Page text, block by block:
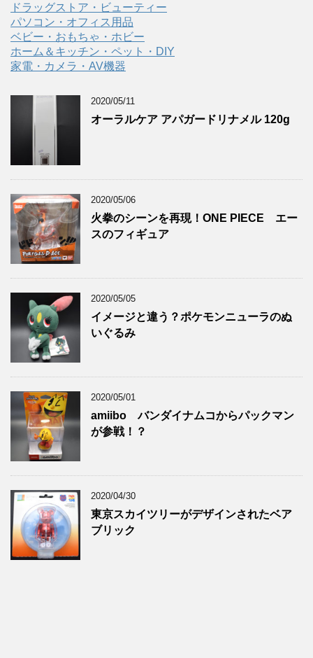
ドラッグストア・ビューティー
パソコン・オフィス用品
ベビー・おもちゃ・ホビー
ホーム＆キッチン・ペット・DIY
家電・カメラ・AV機器
2020/05/11
オーラルケア アパガードリナメル 120g
2020/05/06
火拳のシーンを再現！ONE PIECE エー
スのフィギュア
2020/05/05
イメージと違う？ポケモンニューラのぬ
いぐるみ
2020/05/01
amiibo バンダイナムコからパックマン
が参戦！？
2020/04/30
東京スカイツリーがデザインされたベア
ブリック